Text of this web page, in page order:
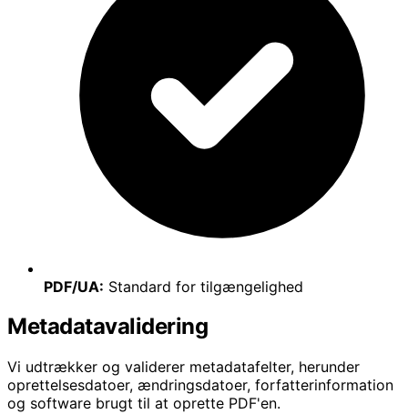
PDF/UA: Standard for tilgængelighed
Metadatavalidering
Vi udtrækker og validerer metadatafelter, herunder
oprettelsesdatoer, ændringsdatoer, forfatterinformation
og software brugt til at oprette PDF'en.